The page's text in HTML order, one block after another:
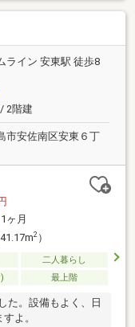
ライン 安東駅 徒歩8
2階建
市安佐南区安東６丁
1ヶ月
2）
二人暮らし
最上階
た。設備もよく、日
よ。